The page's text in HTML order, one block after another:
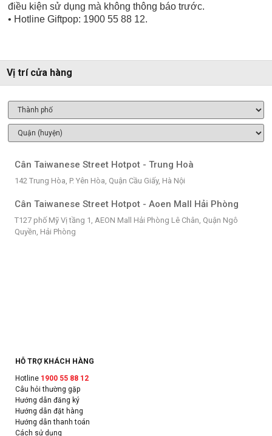
điều kiện sử dụng mà không thông báo trước.
• Hotline Giftpop: 1900 55 88 12.
Vị trí cửa hàng
Cân Taiwanese Street Hotpot - Trung Hoà
142 Trung Hòa, P. Yên Hòa, Quận Cầu Giấy, Hà Nội
Cân Taiwanese Street Hotpot - Aoen Mall Hải Phòng
T127 phố Mỹ Vị tầng 1, AEON Mall Hải Phòng Lê Chân, Quận Ngô
Quyền, Hải Phòng
HỖ TRỢ KHÁCH HÀNG
Hotline 1900 55 88 12
Câu hỏi thường gặp
Hướng dẫn đăng ký
Hướng dẫn đặt hàng
Hướng dẫn thanh toán
Cách sử dụng